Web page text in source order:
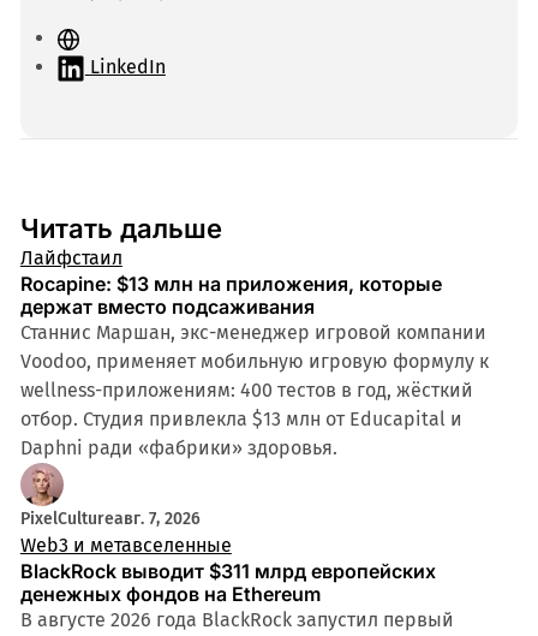
С
а LinkedIn
Читать дальше
Лайфстаил
Rocapine: $13 млн на приложения, которые
держат вместо подсаживания
Станнис Маршан, экс-менеджер игровой компании
Voodoo, применяет мобильную игровую формулу к
wellness-приложениям: 400 тестов в год, жёсткий
отбор. Студия привлекла $13 млн от Educapital и
Daphni ради «фабрики» здоровья.
PixelCultureавг. 7, 2026
Web3 и метавселенные
BlackRock выводит $311 млрд европейских
денежных фондов на Ethereum
В августе 2026 года BlackRock запустил первый